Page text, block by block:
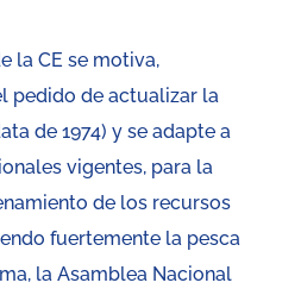
la CE se motiva,
pedido de actualizar la
de 1974) y se adapte a
vigentes, para la
de los recursos
fuertemente la pesca
la Asamblea Nacional